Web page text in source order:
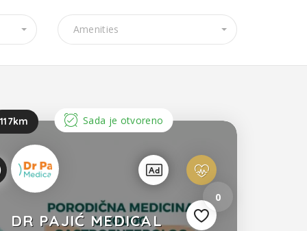
117km Sada je otvoreno
0
DR PAJIĆ MEDICAL